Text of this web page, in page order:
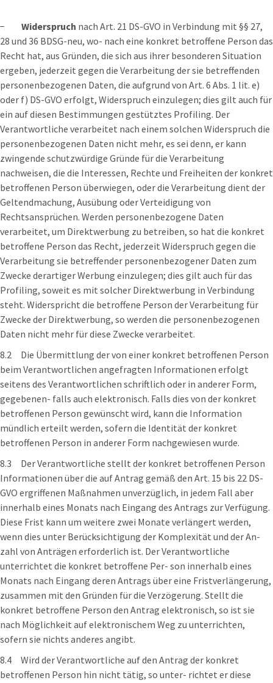
− Widerspruch nach Art. 21 DS-GVO in Verbindung mit §§ 27,
28 und 36 BDSG-neu, wo- nach eine konkret betroffene Person das
Recht hat, aus Gründen, die sich aus ihrer besonderen Situation
ergeben, jederzeit gegen die Verarbeitung der sie betreffenden
personenbezogenen Daten, die aufgrund von Art. 6 Abs. 1 lit. e)
oder f) DS-GVO erfolgt, Widerspruch einzulegen; dies gilt auch für
ein auf diesen Bestimmungen gestütztes Profiling. Der
Verantwortliche verarbeitet nach einem solchen Widerspruch die
personenbezogenen Daten nicht mehr, es sei denn, er kann
zwingende schutzwürdige Gründe für die Verarbeitung
nachweisen, die die Interessen, Rechte und Freiheiten der konkret
betroffenen Person überwiegen, oder die Verarbeitung dient der
Geltendmachung, Ausübung oder Verteidigung von
Rechtsansprüchen. Werden personenbezogene Daten
verarbeitet, um Direktwerbung zu betreiben, so hat die konkret
betroffene Person das Recht, jederzeit Widerspruch gegen die
Verarbeitung sie betreffender personenbezogener Daten zum
Zwecke derartiger Werbung einzulegen; dies gilt auch für das
Profiling, soweit es mit solcher Direktwerbung in Verbindung
steht. Widerspricht die betroffene Person der Verarbeitung für
Zwecke der Direktwerbung, so werden die personenbezogenen
Daten nicht mehr für diese Zwecke verarbeitet.
8.2 Die Übermittlung der von einer konkret betroffenen Person
beim Verantwortlichen angefragten Informationen erfolgt
seitens des Verantwortlichen schriftlich oder in anderer Form,
gegebenen- falls auch elektronisch. Falls dies von der konkret
betroffenen Person gewünscht wird, kann die Information
mündlich erteilt werden, sofern die Identität der konkret
betroffenen Person in anderer Form nachgewiesen wurde.
8.3 Der Verantwortliche stellt der konkret betroffenen Person
Informationen über die auf Antrag gemäß den Art. 15 bis 22 DS-
GVO ergriffenen Maßnahmen unverzüglich, in jedem Fall aber
innerhalb eines Monats nach Eingang des Antrags zur Verfügung.
Diese Frist kann um weitere zwei Monate verlängert werden,
wenn dies unter Berücksichtigung der Komplexität und der An-
zahl von Anträgen erforderlich ist. Der Verantwortliche
unterrichtet die konkret betroffene Per- son innerhalb eines
Monats nach Eingang deren Antrags über eine Fristverlängerung,
zusammen mit den Gründen für die Verzögerung. Stellt die
konkret betroffene Person den Antrag elektronisch, so ist sie
nach Möglichkeit auf elektronischem Weg zu unterrichten,
sofern sie nichts anderes angibt.
8.4 Wird der Verantwortliche auf den Antrag der konkret
betroffenen Person hin nicht tätig, so unter- richtet er diese